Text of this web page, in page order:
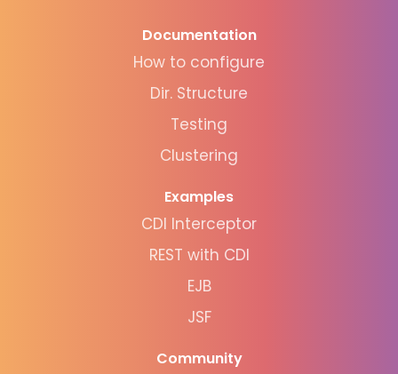
Documentation
How to configure
Dir. Structure
Testing
Clustering
Examples
CDI Interceptor
REST with CDI
EJB
JSF
Community